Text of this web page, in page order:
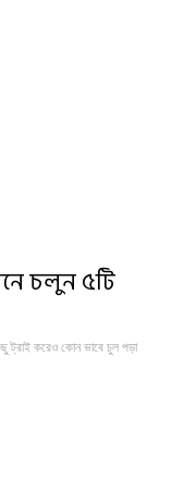
চলুন ৫টি
করেও কোন ভাবে চুল পড়া